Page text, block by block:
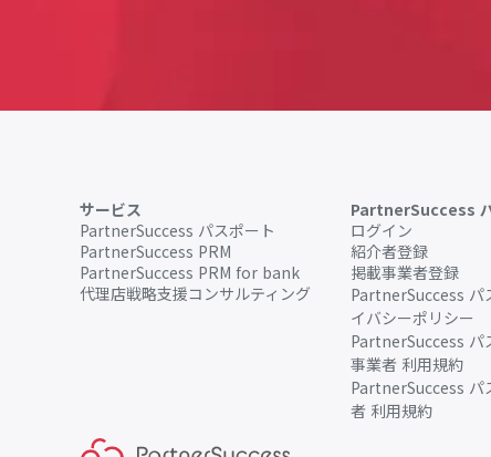
サービス
PartnerSuccess パスポート
PartnerSuccess PRM
PartnerSuccess PRM for bank
代理店戦略支援コンサルティング
PartnerSuccess
ログイン
紹介者登録
掲載事業者登録
PartnerSuccess パ
イバシーポリシー
PartnerSuccess パ
事業者 利用規約
PartnerSuccess パ
者 利用規約